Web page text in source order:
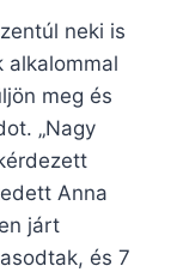
neki is
alkalommal
meg és
„Nagy
Anna
járt
és 7